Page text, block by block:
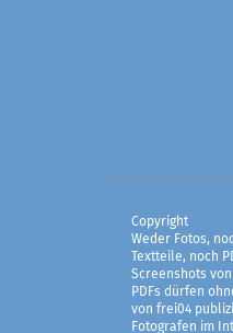
Copyright
Weder Fotos,
Textteile, noch
Screenshots
PDFs dürfen
von frei04
Fotografen im